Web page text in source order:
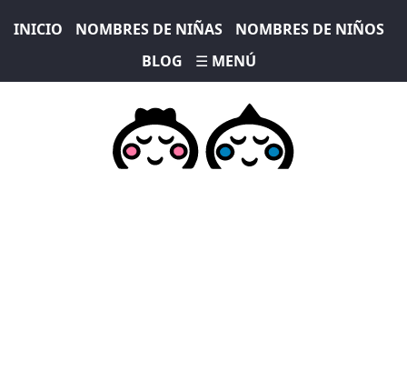
INICIO NOMBRES DE NIÑAS
NOMBRES DE NIÑOS
BLOG
☰ MENÚ